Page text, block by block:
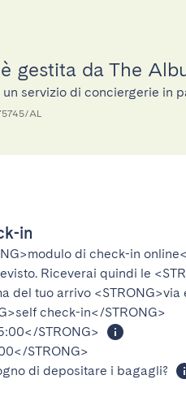
gestita da The
servizio di conciergerie in
AL
in
di check-in
Riceverai quindi le
del tuo arrivo <STRONG>via
check-in</STRONG>
STRONG>
STRONG>
di depositare i bagagli?